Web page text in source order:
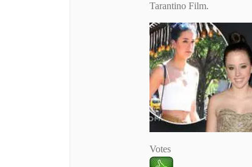
Tarantino Film.
Votes